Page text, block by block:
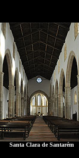
Santa Clara de Santarém